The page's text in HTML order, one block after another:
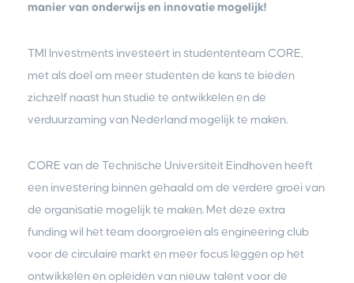
manier van onderwijs en innovatie mogelijk!
TMI Investments investeert in studententeam CORE,
met als doel om meer studenten de kans te bieden
zichzelf naast hun studie te ontwikkelen en de
verduurzaming van Nederland mogelijk te maken.
CORE van de Technische Universiteit Eindhoven heeft
een investering binnen gehaald om de verdere groei van
de organisatie mogelijk te maken. Met deze extra
funding wil het team doorgroeien als engineering club
voor de circulaire markt en meer focus leggen op het
ontwikkelen en opleiden van nieuw talent voor de